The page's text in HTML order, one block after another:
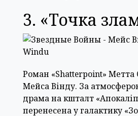
3. «Точка
Роман «Shatterpoint» Метта
Мейса Вінду. За
драма на кшталт
перенесена у галактику